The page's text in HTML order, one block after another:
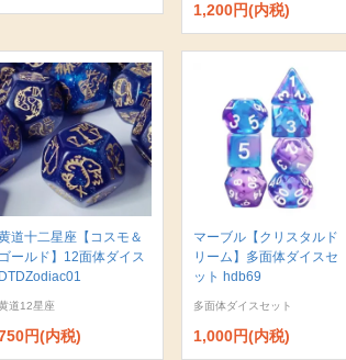
1,200円(内税)
道十二星座【コスモ＆
ゴールド】12面体ダイス
DTDZodiac01
道12星座
円(内税)
マーブル【クリスタルド
リーム】多面体ダイスセ
ット hdb69
多面体ダイスセット
1,000円(内税)